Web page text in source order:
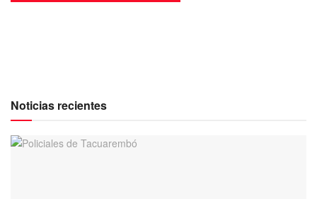
Noticias recientes